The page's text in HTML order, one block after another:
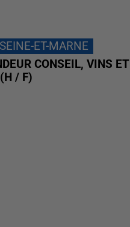
ET-MARNE
CONSEIL, VINS ET
/ F)